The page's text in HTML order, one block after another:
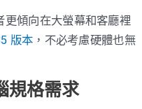
傾向在大螢幕和客廳裡
版本 ，不必考慮硬體也無
規格需求